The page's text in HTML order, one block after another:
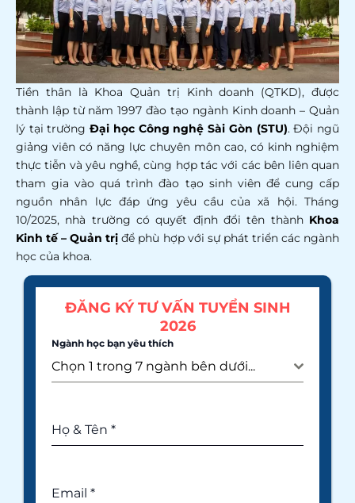
Tiền thân là Khoa Quản trị Kinh doanh (QTKD), được
thành lập từ năm 1997 đào tạo ngành Kinh doanh – Quản
lý tại trường Đại học Công nghệ Sài Gòn (STU). Đội ngũ
giảng viên có năng lực chuyên môn cao, có kinh nghiệm
thực tiễn và yêu nghề, cùng hợp tác với các bên liên quan
tham gia vào quá trình đào tạo sinh viên để cung cấp
nguồn nhân lực đáp ứng yêu cầu của xã hội. Tháng
10/2025, nhà trường có quyết định đổi tên thành Khoa
Kinh tế – Quản trị để phù hợp với sự phát triển các ngành
học của khoa.
ĐĂNG KÝ TƯ VẤN TUYỂN SINH
2026
Ngành học bạn yêu thích
Chọn 1 trong 7 ngành bên dưới...
Họ & Tên *
Email *